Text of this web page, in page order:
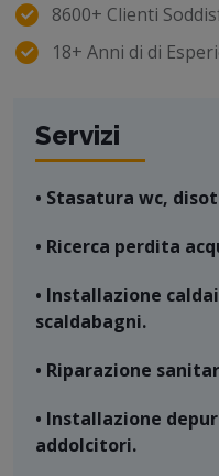
8600+ Clienti
18+ Anni di di
Servizi
• Stasatura wc,
• Ricerca perdita
• Installazione
scaldabagni.
• Riparazione
• Installazione
addolcitori.